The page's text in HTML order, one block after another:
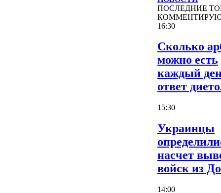
ПОСЛЕДНИЕ
16:30
Сколько
можно есть
каждый
ответ
15:30
Украинцы
насчет
войск из
14:00